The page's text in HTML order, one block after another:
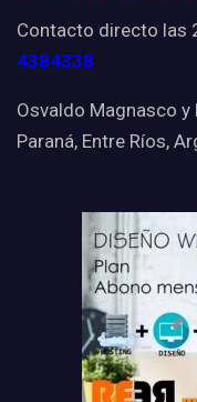
Contacto directo las
4384338
Osvaldo Magnasco y
Paraná, Entre Ríos,